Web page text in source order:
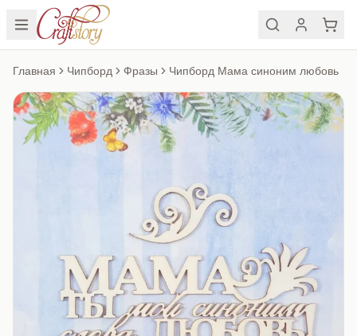
Главная Чипборд Фразы Чипборд Мама синоним любовь